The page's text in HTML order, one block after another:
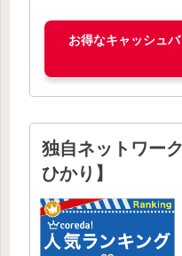
お得なキャッシュ
独自ネットワー
ひかり】